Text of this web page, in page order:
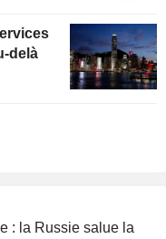
delà
: la Russie salue la